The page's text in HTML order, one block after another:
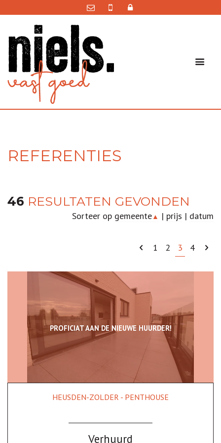
REFERENTIES
46 RESULTATEN GEVONDEN
Sorteer op gemeente▲ | prijs | datum
1 2 3 4
PROFICIAT AAN DE NIEUWE HUURDER!
2 1 Ja
HEUSDEN-ZOLDER - PENTHOUSE
Verhuurd